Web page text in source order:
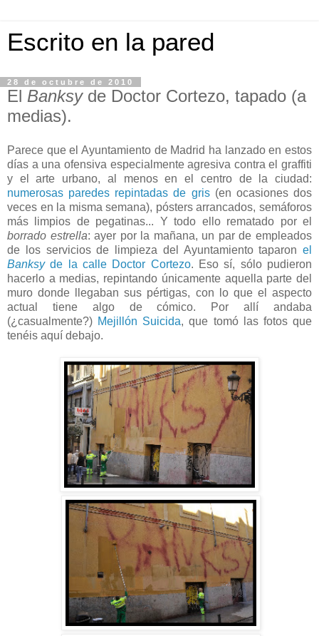
Escrito en la pared
28 de octubre de 2010
El Banksyde Doctor Cortezo, tapado (a
medias).
Parece que el Ayuntamiento de Madrid ha lanzado en estos
días a una ofensiva especialmente agresiva contra el graffiti
y el arte urbano, al menos en el centro de la ciudad:
numerosas paredes repintadas de gris(en ocasiones dos
veces en la misma semana), pósters arrancados, semáforos
más limpios de pegatinas... Y todo ello rematado por el
borrado estrella: ayer por la mañana, un par de empleados
de los servicios de limpieza del Ayuntamiento taparon el
Banksyde la calle Doctor Cortezo. Eso sí, sólo pudieron
hacerlo a medias, repintando únicamente aquella parte del
muro donde llegaban sus pértigas, con lo que el aspecto
actual tiene algo de cómico. Por allí andaba
(¿casualmente?) Mejillón Suicida, que tomó las fotos que
tenéis aquí debajo.